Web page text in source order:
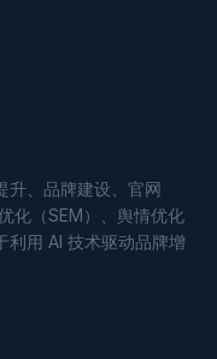
升、品牌建设、官网
化（SEM）、舆情优化
利用 AI 技术驱动品牌增